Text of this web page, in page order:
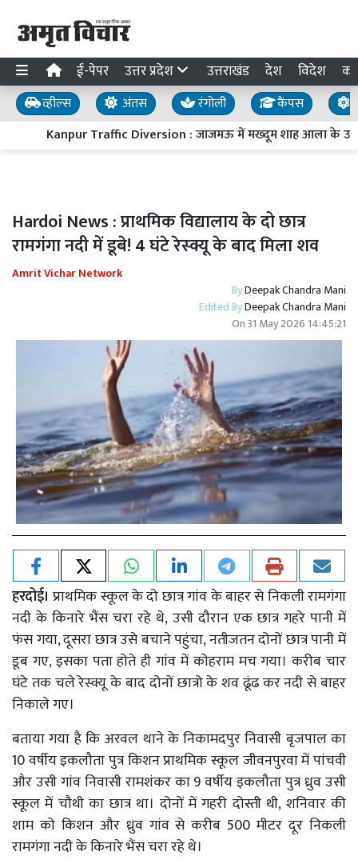
ई-पेपर उत्तर प्रदेश उत्तराखंड देश विदेश
व्हील्स अंतस रंगोली कैंपस
Kanpur Traffic Diversion : जाजमऊ में मख्दूम शाह आला के उर्स
Hardoi News : प्राथमिक विद्यालाय के दो छात्र
रामगंगा नदी में डूबे! 4 घंटे रेस्क्यू के बाद मिला शव
Amrit Vichar Network
ByDeepak Chandra Mani
Edited ByDeepak Chandra Mani
On31 May 2026 14:45:21
हरदोई।प्राथमिक स्कूल के दो छात्र गांव के बाहर से निकली रामगंगा
नदी के किनारे भैंस चरा रहे थे, उसी दौरान एक छात्र गहरे पानी में
फंस गया, दूसरा छात्र उसे बचाने पहुंचा, नतीजतन दोनों छात्र पानी में
डूब गए, इसका पता होते ही गांव में कोहराम मच गया। करीब चार
घंटे तक चले रेस्क्यू के बाद दोनों छात्रो के शव ढूंढ कर नदी से बाहर
निकाले गए।
बताया गया है कि अरवल थाने के निकामदपुर निवासी बृजपाल का
10 वर्षीय इकलौता पुत्र किशन प्राथमिक स्कूल जीवनपुरवा में पांचवी
और उसी गांव निवासी रामशंकर का 9 वर्षीय इकलौता पुत्र ध्रुव उसी
स्कूल में चौथी का छात्र था। दोनों में गहरी दोस्ती थी, शनिवार की
शाम को किशन और ध्रुव गांव से करीब 500 मीटर दूर निकली
रामगंगा नदी के किनारे भैंस चरा रहे थे।